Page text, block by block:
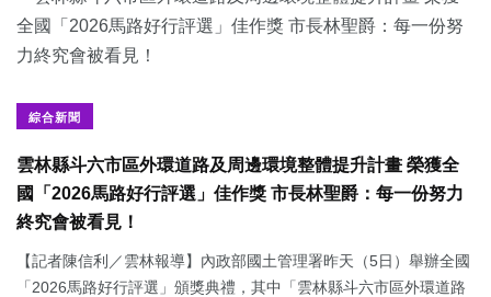
綜合新聞
雲林縣斗六市區外環道路及周邊環境整體提升計畫 榮獲全
國「2026馬路好行評選」佳作獎 市長林聖爵：每一份努力
終究會被看見！
【記者陳信利／雲林報導】內政部國土管理署昨天（5日）舉辦全國
「2026馬路好行評選」頒獎典禮，其中「雲林縣斗六市區外環道路